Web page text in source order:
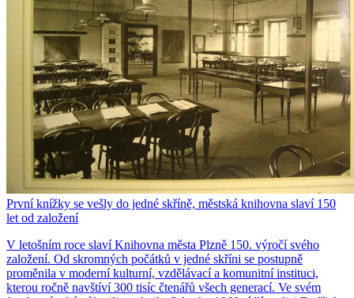
První knížky se vešly do jedné skříně, městská knihovna slaví 150
let od založení
V letošním roce slaví Knihovna města Plzně 150. výročí svého
založení. Od skromných počátků v jedné skříni se postupně
proměnila v moderní kulturní, vzdělávací a komunitní instituci,
kterou ročně navštíví 300 tisíc čtenářů všech generací. Ve svém